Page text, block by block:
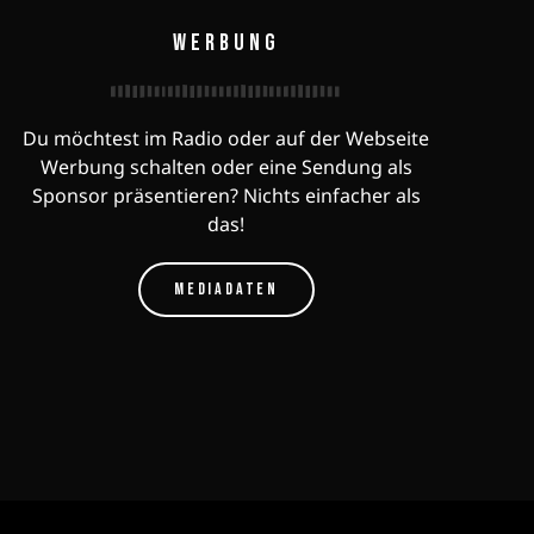
WERBUNG
Du möchtest im Radio oder auf der Webseite
Werbung schalten oder eine Sendung als
Sponsor präsentieren? Nichts einfacher als
das!
MEDIADATEN